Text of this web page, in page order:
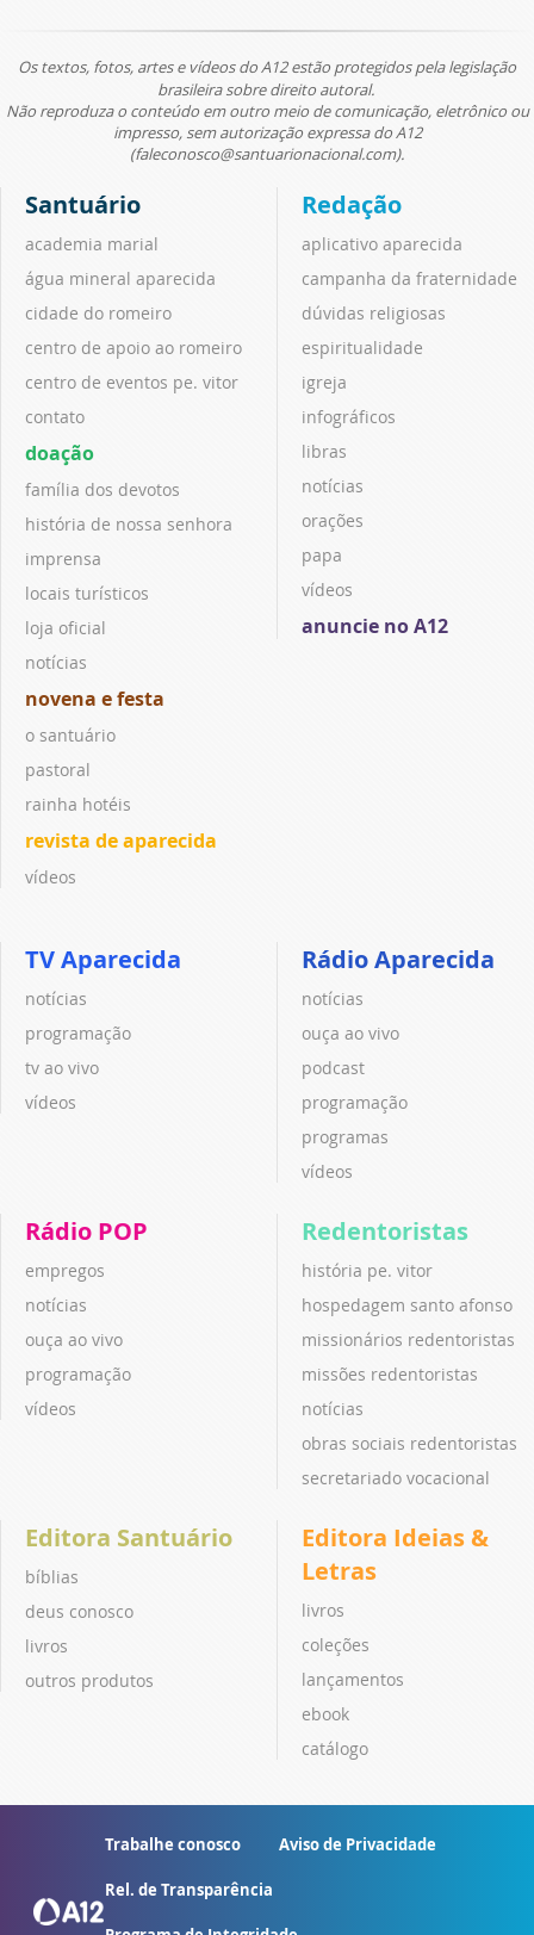
Os textos, fotos, artes e vídeos do A12 estão protegidos pela legislação
brasileira sobre direito autoral.
Não reproduza o conteúdo em outro meio de comunicação, eletrônico ou
impresso, sem autorização expressa do A12
(faleconosco@santuarionacional.com).
Santuário
academia marial
água mineral aparecida
cidade do romeiro
centro de apoio ao romeiro
centro de eventos pe. vitor
contato
doação
família dos devotos
história de nossa senhora
imprensa
locais turísticos
loja oficial
notícias
novena e festa
o santuário
pastoral
rainha hotéis
revista de aparecida
vídeos
Redação
aplicativo aparecida
campanha da fraternidade
dúvidas religiosas
espiritualidade
igreja
infográficos
libras
notícias
orações
papa
vídeos
anuncie no A12
TV Aparecida
notícias
programação
tv ao vivo
vídeos
Rádio Aparecida
notícias
ouça ao vivo
podcast
programação
programas
vídeos
Rádio POP
empregos
notícias
ouça ao vivo
programação
vídeos
Redentoristas
história pe. vitor
hospedagem santo afonso
missionários redentoristas
missões redentoristas
notícias
obras sociais redentoristas
secretariado vocacional
Editora Santuário
bíblias
deus conosco
livros
outros produtos
Editora Ideias &
Letras
livros
coleções
lançamentos
ebook
catálogo
Trabalhe conosco Aviso de Privacidade
Rel. de Transparência